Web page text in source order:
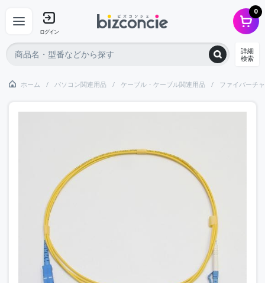
ログイン
0
詳細
検索
ホーム パソコン関連用品 ケーブル・ケーブル関連用品 ファイバーチ